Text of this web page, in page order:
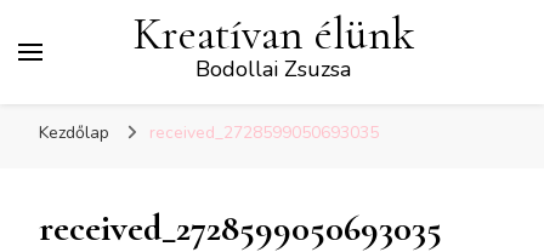
Kreatívan élünk
Bodollai Zsuzsa
Kezdőlap received_2728599050693035
received_2728599050693035